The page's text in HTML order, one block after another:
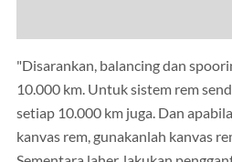
"Disarankan, balancing dan
10.000 km. Untuk sistem rem
setiap 10.000 km juga. Dan
kanvas rem, gunakanlah kanvas